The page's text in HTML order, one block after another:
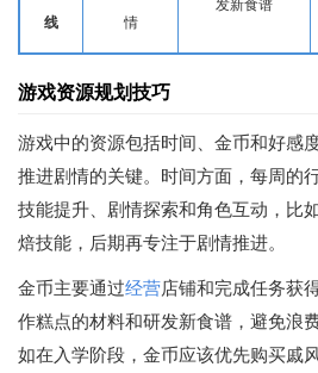
线 情
发新食谱
游戏资源规划技巧
游戏中的资源包括时间、金币和好感
推进剧情的关键。时间方面，每周的
技能提升、剧情探索和角色互动，比
焙技能，后期再专注于剧情推进。
金币主要通过经营店铺和完成任务获
作糕点的材料和研发新食谱，避免浪
如在入学阶段，金币应该优先购买戚